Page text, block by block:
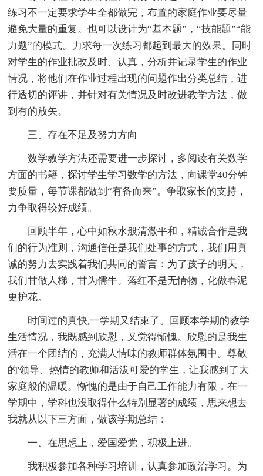
练习不一定要求学生全都做完，布置的家庭作业要尽量
避免大量的重复。也可以设计为“基本题”，“技能题”“能
力题”的模式。力求每一次练习都起到最大的效果。同时
对学生的作业批改及时、认真，分析并记录学生的作业
情况，将他们在作业过程出现的问题作出分类总结，进
行透切的评讲，并针对有关情况及时改进教学方法，做
到有的放矢。
三、存在不足及努力方向
数学教学方法还需要进一步探讨，多阅读有关数学
方面的书籍，探讨学生学习数学的方法，向课堂40分钟
要质量，每节课都做到“有备而来”。争取家长的支持，
力争取得较好成绩。
回顾半年，心中如秋水般清澈平和，精诚合作是我
们的行为准则，沟通信任是我们处事的方式，我们用真
诚的努力去实践着我们共同的誓言：为了孩子的明天，
我们甘做人梯，甘为儒牛。落红不是无情物，化做春泥
更护花。
时间过的真快,一学期又结束了。回顾本学期的教学
生活情况，我既感到欣慰，又觉得惭愧。欣慰的是我生
活在一个团结的，充满人情味的教师群体氛围中。尊敬
的'领导、热情的教师和活泼可爱的学生，让我感到了大
家庭般的温暖。惭愧的是由于自己工作能力有限，在一
学期中，学科也没取得什么特别显著的成绩，思来想去
我就从以下三方面，做该学期总结：
一、在思想上，爱国爱党，积极上进。
我积极参加各种学习培训，认真参加政治学习。为